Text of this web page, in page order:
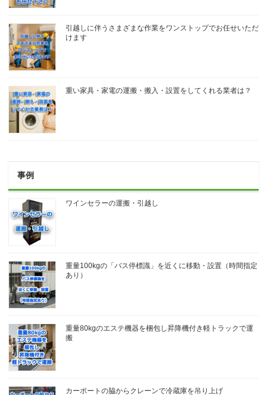
引越しに伴うさまざまな作業をワンストップでお任せいただ
けます
重い家具・家電の運搬・搬入・設置をしてくれる業者は？
事例
ワインセラーの運搬・引越し
重量100kgの「バス停標識」を近くに移動・設置（時間指定
あり）
重量80kgのエステ機器を梱包し昇降機付き軽トラックで運
搬
カーポートの脇からクレーンで冷蔵庫を吊り上げ